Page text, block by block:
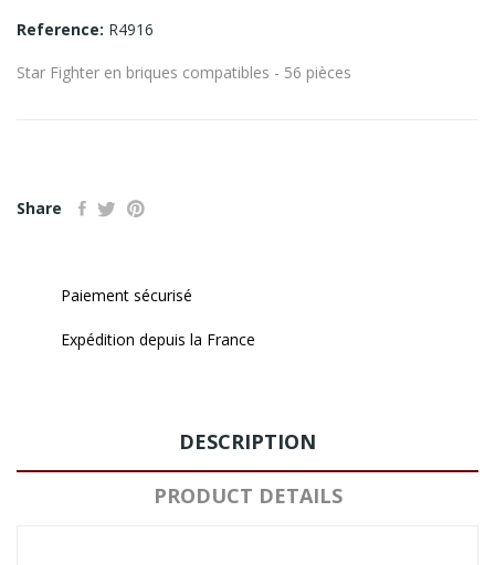
Reference: R4916
Star Fighter en briques compatibles - 56 pièces
Share
Paiement sécurisé
Expédition depuis la France
DESCRIPTION
PRODUCT DETAILS